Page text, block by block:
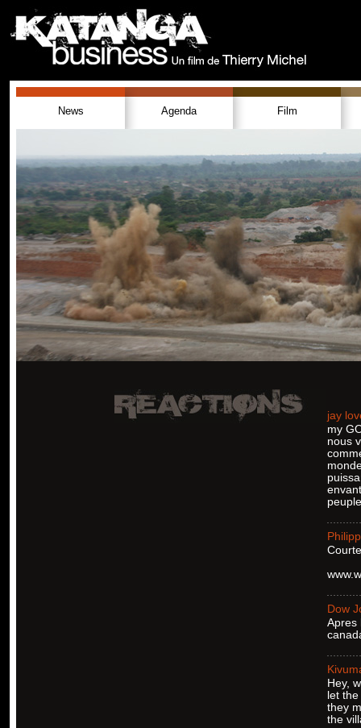
News Agenda Film
jay
my
nous
Dow
Apres
Hey,
let
they
the